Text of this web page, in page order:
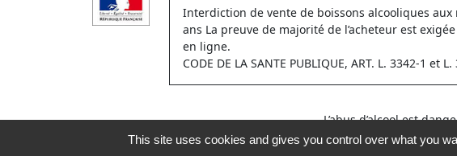
Interdiction de vente de boissons alcooliques
ans La preuve de majorité de l’acheteur est
en ligne.
CODE DE LA SANTE PUBLIQUE, ART. L. 3342-1 et
L’abus d’alcool est
This site uses cookies and gives you control over what you